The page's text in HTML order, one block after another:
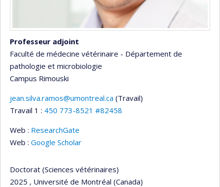
Professeur adjoint
Faculté de médecine vétérinaire - Département de
pathologie et microbiologie
Campus Rimouski
Courriels
jean.silva.ramos@umontreal.ca (Travail)
Travail 1 : 450 773-8521 #82458
Web : ResearchGate
Web : Google Scholar
Doctorat (Sciences vétérinaires)
2025 , Université de Montréal (Canada)